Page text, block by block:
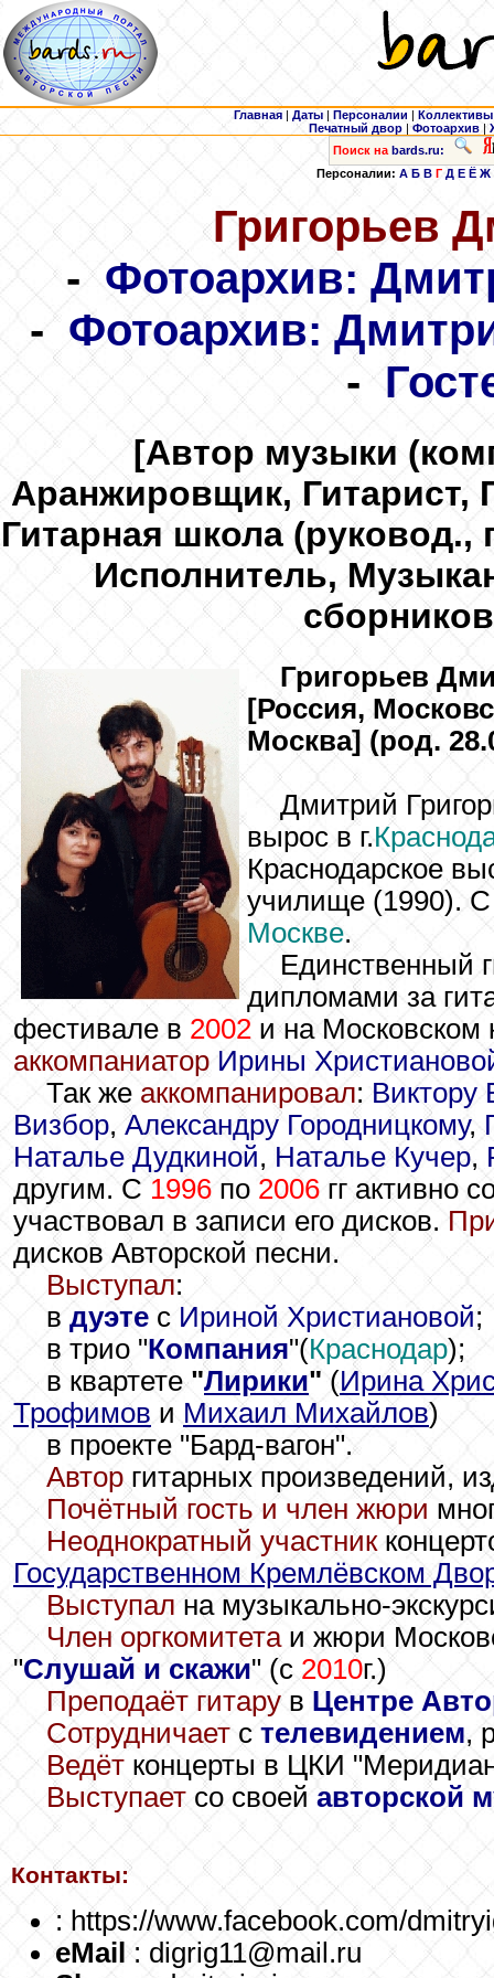
Главная | Даты | Персоналии | Коллективы
Печатный двор |Фотоархив |
Поиск на bards.ru:
Персоналии: А Б В Г Д Е Ё Ж
Григорьев
- Фотоархив:
- Фотоархив:
-
[Автор музыки
Аранжировщик, Гитарист,
Гитарная школа
Исполнитель,
Григорьев
[Россия,
Москва] (род.
Дмитрий
вырос в г.
Краснодарское
училище (1990).
Москве.
Единственный
дипломами за
фестивале в 2002 и на Московском
аккомпаниатор Ирины
Так же аккомпанировал: Виктору
Визбор,Александру Городницкому,
Наталье Дудкиной, Наталье Кучер,
другим. С 1996 по 2006 гг активно
участвовал в записи его дисков.
дисков Авторской песни.
Выступал:
в дуэте с Ириной Христиановой;
в трио "Компания"(Краснодар);
в квартете"Лирики" (Ирина
Трофимов и Михаил Михайлов)
в проекте "Бард-вагон".
Авторгитарных произведений,
Почётный гость и член жюри
Неоднократный участник
Государственном Кремлёвском
Выступал на музыкально-
Член оргкомитетаи жюри
"Слушай и скажи" (с 2010г.)
Преподаёт гитару в Центре
Сотрудничает с телевидением,
Ведёт концерты в ЦКИ
Выступает со своей авторской
Контакты:
: https://www.facebook.com/
eMail: digrig11@mail.ru